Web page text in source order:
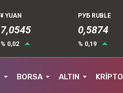
¥ YUAN
7,0545
% 0,02
РУБ RUBLE
0,5874
% 0,19
BORSA ALTIN KRİPTO